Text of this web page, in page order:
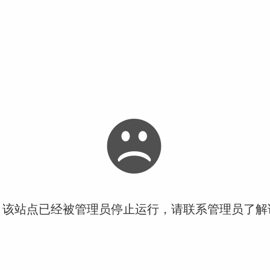
站点已经被管理员停止运行，请联系管理员了